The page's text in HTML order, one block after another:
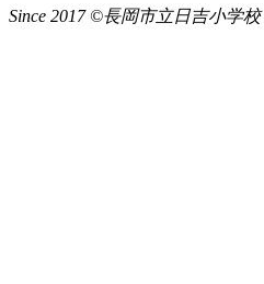
Since 2017 ©長岡市立日吉小学校